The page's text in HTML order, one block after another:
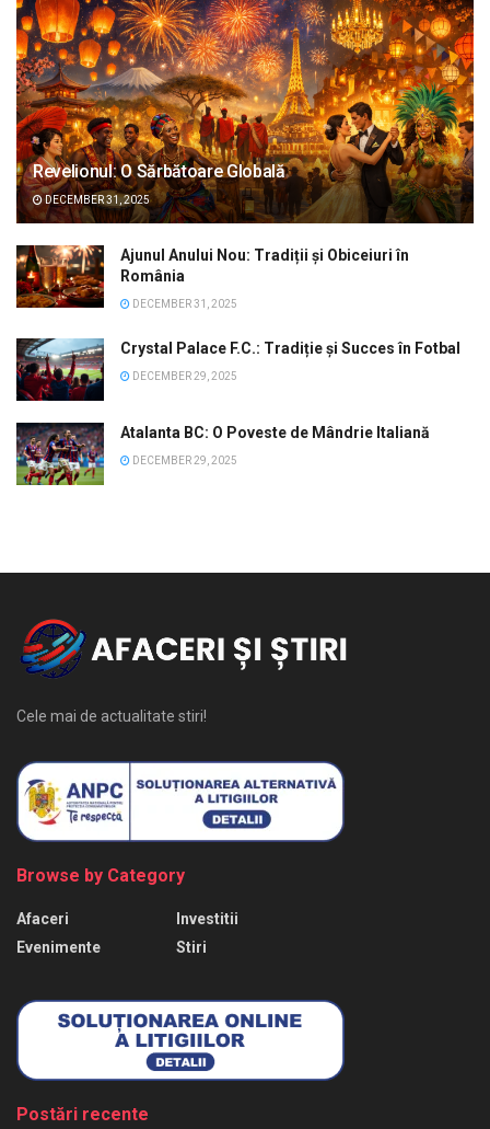
Revelionul: O Sărbătoare Globală
DECEMBER 31, 2025
Ajunul Anului Nou: Tradiții și Obiceiuri în
România
DECEMBER 31, 2025
Crystal Palace F.C.: Tradiție și Succes în Fotbal
DECEMBER 29, 2025
Atalanta BC: O Poveste de Mândrie Italiană
DECEMBER 29, 2025
Cele mai de actualitate stiri!
Browse by Category
Afaceri
Evenimente
Investitii
Stiri
Postări recente